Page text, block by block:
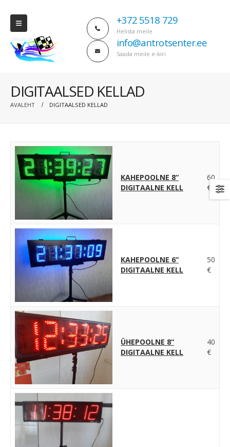
+372 5518 729
Helista meile
info@antrotsenter.ee
Saada meile e-kiri
DIGITAALSED KELLAD
AVALEHT DIGITAALSED KELLAD
KAHEPOOLNE 8“
DIGITAALNE KELL
60
€
KAHEPOOLNE 6“
DIGITAALNE KELL
50
€
ÜHEPOOLNE 8“
DIGITAALNE KELL
40
€